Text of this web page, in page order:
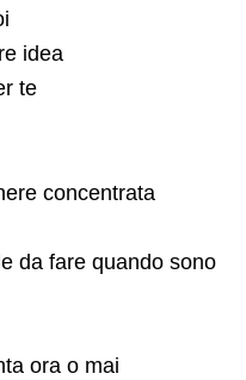
idea
te
concentrata
da fare quando sono
ora o mai